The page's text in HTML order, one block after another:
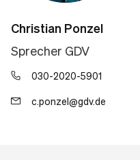
Christian Ponzel
Sprecher GDV
030-2020-5901
c.ponzel@gdv.de